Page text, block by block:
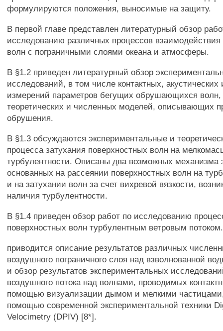
формулируются положения, выносимые на защиту.
В первой главе представлен литературный обзор
исследованию различных процессов взаимодействия
волн с пограничными слоями океана и атмосферы.
В §1.2 приведен литературный обзор
исследований, в том числе контактных, акустических
измерений параметров бегущих обрушающихся волн,
теоретических и численных моделей, описывающих
обрушения.
В §1.3 обсуждаются экспериментальные и
процесса затухания поверхностных волн на
турбулентности. Описаны два возможных механизма
основанных на рассеянии поверхностных волн на
и на затухании волн за счет вихревой вязкости,
наличия турбулентности.
В §1.4 приведен обзор работ по исследованию
поверхностных волн турбулентным ветровым
приводится описание результатов различных
воздушного пограничного слоя над взволнованной
и обзор результатов экспериментальных
воздушного потока над волнами, проводимых
помощью визуализации дымом и мелкими
помощью современной экспериментальной техники
Velocimetry (DPIV) [8*].